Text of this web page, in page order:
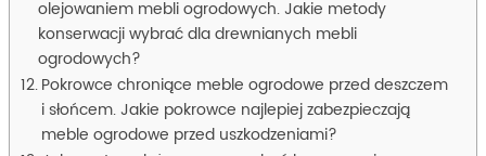
olejowaniem mebli ogrodowych. Jakie metody
konserwacji wybrać dla drewnianych mebli
ogrodowych?
Pokrowce chroniące meble ogrodowe przed deszczem
i słońcem. Jakie pokrowce najlepiej zabezpieczają
meble ogrodowe przed uszkodzeniami?